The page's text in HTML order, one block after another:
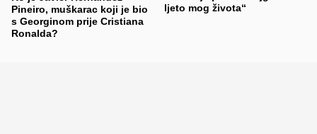
Pineiro, muškarac koji je bio
s Georginom prije Cristiana
Ronalda?
ljeto mog života“